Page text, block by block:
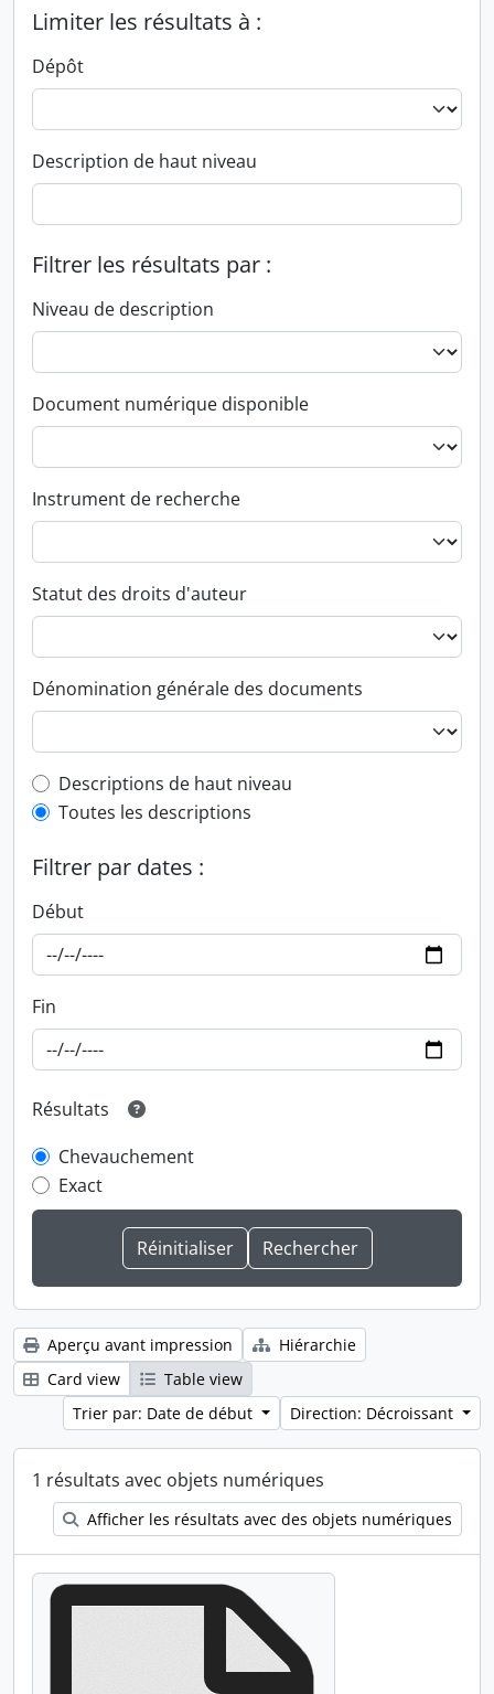
Limiter les résultats à :
Dépôt
Description de haut niveau
Filtrer les résultats par :
Niveau de description
Document numérique disponible
Instrument de recherche
Statut des droits d'auteur
Dénomination générale des documents
Top-level description filter
Descriptions de haut niveau
Toutes les descriptions
Filtrer par dates :
Début
Fin
Résultats
Chevauchement
Exact
Aperçu avant impression
Hiérarchie
Card view
Table view
Trier par: Date de début
Direction: Décroissant
1 résultats avec objets numériques
Afficher les résultats avec des objets numériques